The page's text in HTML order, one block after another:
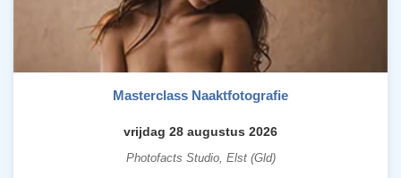
Masterclass Naaktfotografie
vrijdag 28 augustus 2026
Photofacts Studio, Elst (Gld)